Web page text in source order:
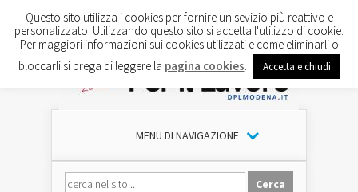
MENU DI NAVIGAZIONE
Questo sito utilizza i cookies per fornire un sevizio più reattivo e
personalizzato. Utilizzando questo sito si accetta l'utilizzo di cookie.
Per maggiori informazioni sui cookies utilizzati e come eliminarli o
bloccarli si prega di leggere la pagina cookies Accetta e chiudi